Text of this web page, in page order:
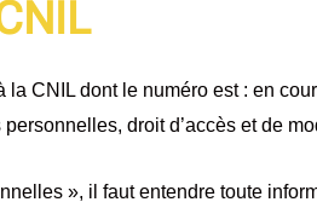
la CNIL dont le numéro est : en
droit d’accès et de
», il faut entendre toute